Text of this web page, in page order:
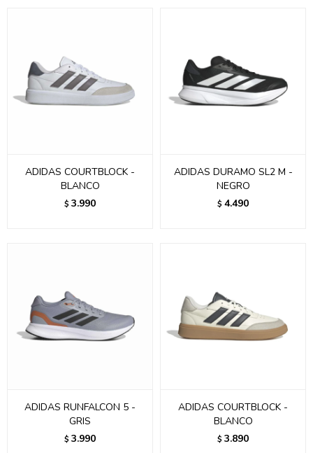
ADIDAS COURTBLOCK -
BLANCO
$ 3.990
ADIDAS DURAMO SL2 M -
NEGRO
$ 4.490
ADIDAS RUNFALCON 5 -
GRIS
$ 3.990
ADIDAS COURTBLOCK -
BLANCO
$ 3.890